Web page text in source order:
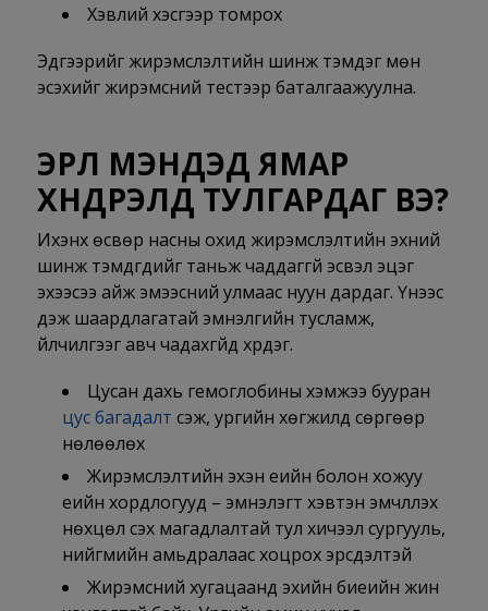
Хэвлий хэсгээр томрох
Эдгээрийг жирэмслэлтийн шинж тэмдэг мөн
эсэхийг жирэмсний тестээр баталгаажуулна.
ЭРҮҮЛ МЭНДЭД ЯМАР
ХҮНДРЭЛҮҮД ТУЛГАРДАГ ВЭ?
Ихэнх өсвөр насны охид жирэмслэлтийн эхний
шинж тэмдгүүдийг таньж чаддаггүй эсвэл эцэг
эхээсээ айж эмээсний улмаас нуун дардаг. Үүнээс
үүдэж шаардлагатай эмнэлгийн тусламж,
үйлчилгээг авч чадахгүйд хүрдэг.
Цусан дахь гемоглобины хэмжээ бууран
цус багадалт үүсэж, ургийн хөгжилд сөргөөр
нөлөөлөх
Жирэмслэлтийн эхэн үеийн болон хожуу
үеийн хордлогууд – эмнэлэгт хэвтэн эмчлүүлэх
нөхцөл үүсэх магадлалтай тул хичээл сургууль,
нийгмийн амьдралаас хоцрох эрсдэлтэй
Жирэмсний хугацаанд эхийн биеийн жин